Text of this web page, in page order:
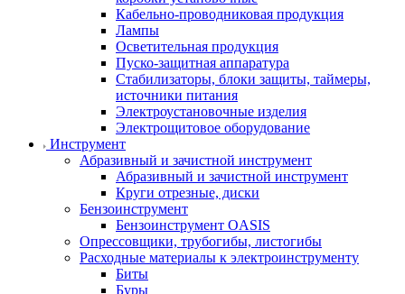
Кабельно-проводниковая продукция
Лампы
Осветительная продукция
Пуско-защитная аппаратура
Стабилизаторы, блоки защиты, таймеры,
источники питания
Электроустановочные изделия
Электрощитовое оборудование
Инструмент
Абразивный и зачистной инструмент
Абразивный и зачистной инструмент
Круги отрезные, диски
Бензоинструмент
Бензоинструмент OASIS
Опрессовщики, трубогибы, листогибы
Расходные материалы к электроинструменту
Биты
Буры